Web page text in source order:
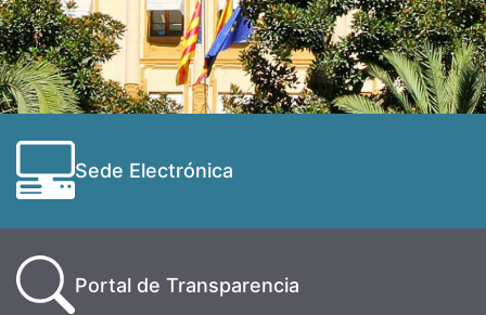
Sede Electrónica
Portal de Transparencia